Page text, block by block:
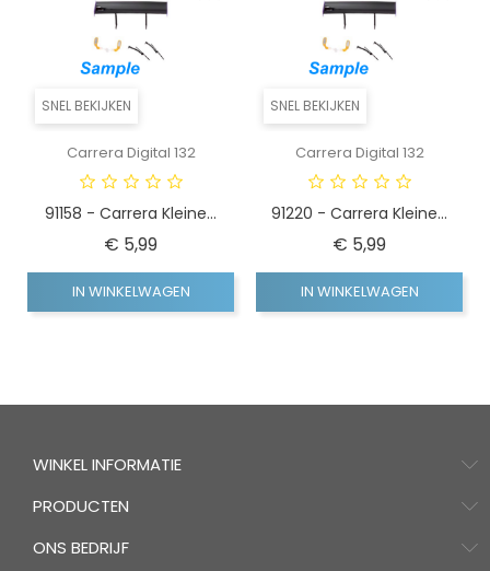
SNEL BEKIJKEN
Carrera Digital 132
91158 - Carrera Kleine...
€ 5,99Prijs
IN WINKELWAGEN
SNEL BEKIJKEN
Carrera Digital 132
91220 - Carrera Kleine...
€ 5,99Prijs
IN WINKELWAGEN
WINKEL INFORMATIE
PRODUCTEN
ONS BEDRIJF